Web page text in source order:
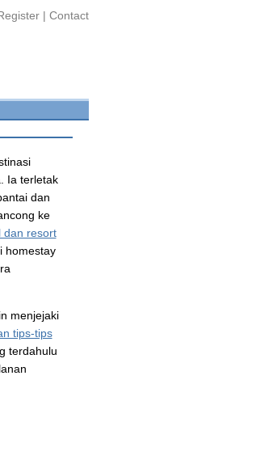
| Contact
Ia terletak
dan
ke
dan resort
homestay
menjejaki
tips-tips
terdahulu